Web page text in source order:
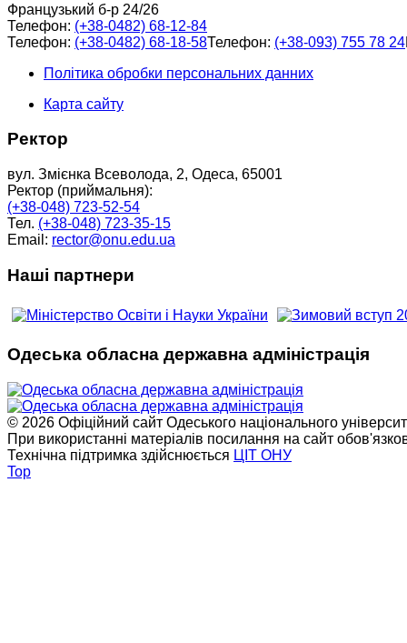
Французький б-р 24/26
Телефон: (+38-0482) 68-12-84
Телефон: (+38-0482) 68-18-58Телефон: (+38-093) 755 78 24
Політика обробки персональних данних
Карта сайту
Ректор
вул. Змієнка Всеволода, 2, Одеса, 65001
Ректор (приймальня):
(+38-048) 723-52-54
Тел. (+38-048) 723-35-15
Email: rector@onu.edu.ua
Наші партнери
Одеська обласна державна адміністрація
© 2026 Офіційний сайт Одеського національного
При використанні матеріалів посилання на сайт
Технічна підтримка здійснюється ЦІТ ОНУ
Top